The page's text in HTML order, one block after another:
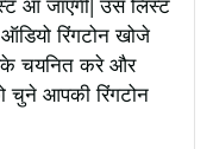
रिंगटोन खोजे
चयनित करे और
चुने आपकी रिंगटोन